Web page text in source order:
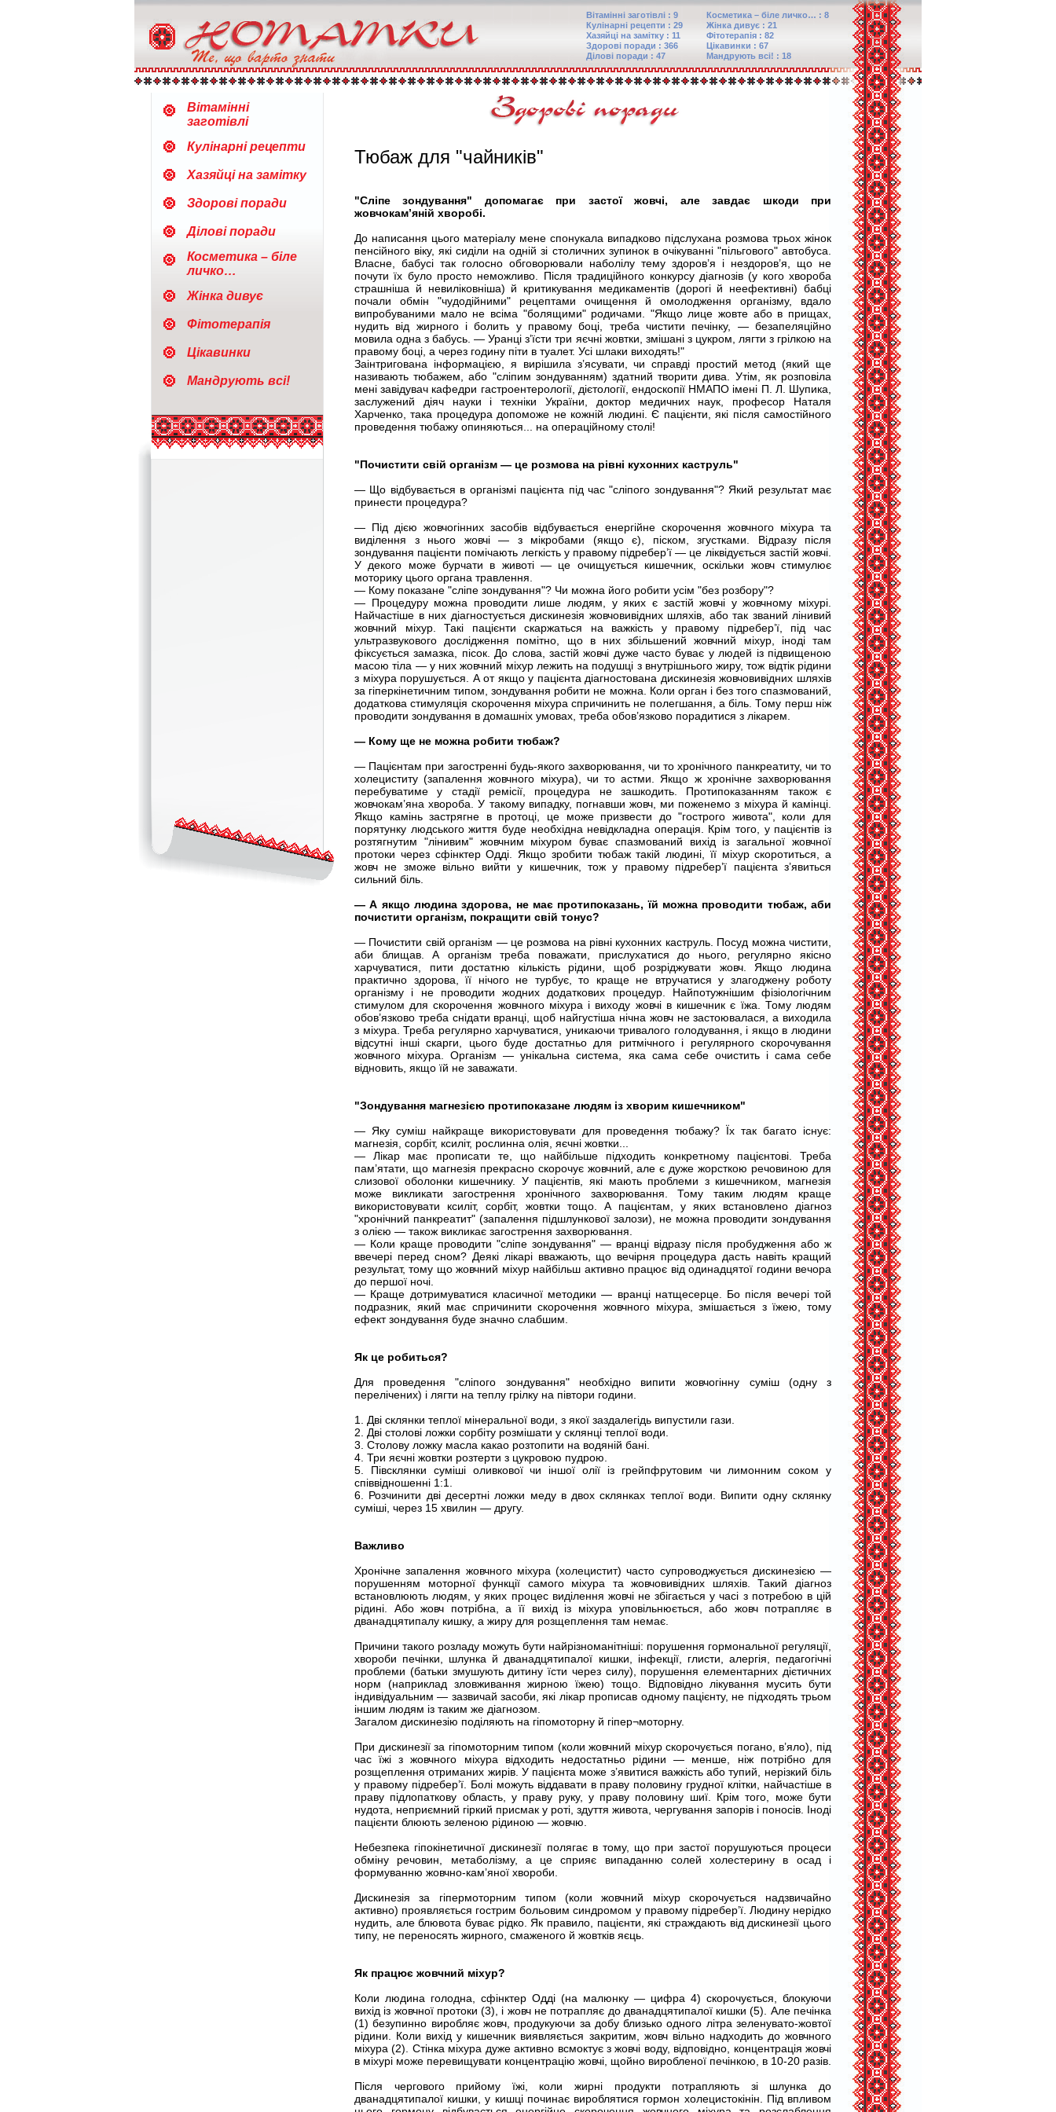
Косметика – біле личко… : 8
Жінка дивує : 21
Фітотерапія : 82
Цікавинки : 67
Мандрують всі! : 18
Вітамінні заготівлі : 9
Кулінарні рецепти : 29
Хазяйці на замітку : 11
Здорові поради : 366
Ділові поради : 47
Вітамінні
заготівлі
Кулінарні рецепти
Хазяйці на замітку
Здорові поради
Ділові поради
Косметика – біле
личко…
Жінка дивує
Фітотерапія
Цікавинки
Мандрують всі!
Тюбаж для "чайників"
"Сліпе зондування" допомагає при застої жовчі, але завдає шкоди при
жовчокам’яній хворобі.
До написання цього матеріалу мене спонукала випадково підслухана розмова трьох жінок
пенсійного віку, які сиділи на одній зі столичних зупинок в очікуванні "пільгового" автобуса.
Власне, бабусі так голосно обговорювали наболілу тему здоров’я і нездоров’я, що не
почути їх було просто неможливо. Після традиційного конкурсу діагнозів (у кого хвороба
страшніша й невиліковніша) й критикування медикаментів (дорогі й неефективні) бабці
почали обмін "чудодійними" рецептами очищення й омолодження організму, вдало
випробуваними мало не всіма "болящими" родичами. "Якщо лице жовте або в прищах,
нудить від жирного і болить у правому боці, треба чистити печінку, — безапеляційно
мовила одна з бабусь. — Уранці з’їсти три яєчні жовтки, змішані з цукром, лягти з грілкою на
правому боці, а через годину піти в туалет. Усі шлаки виходять!"
Заінтригована інформацією, я вирішила з’ясувати, чи справді простий метод (який ще
називають тюбажем, або "сліпим зондуванням) здатний творити дива. Утім, як розповіла
мені завідувач кафедри гастроентерології, дієтології, ендоскопії НМАПО імені П. Л. Шупика,
заслужений діяч науки і техніки України, доктор медичних наук, професор Наталя
Харченко, така процедура допоможе не кожній людині. Є пацієнти, які після самостійного
проведення тюбажу опиняються... на операційному столі!
"Почистити свій організм — це розмова на рівні кухонних каструль"
— Що відбувається в організмі пацієнта під час "сліпого зондування"? Який результат має
принести процедура?
— Під дією жовчогінних засобів відбувається енергійне скорочення жовчного міхура та
виділення з нього жовчі — з мікробами (якщо є), піском, згустками. Відразу після
зондування пацієнти помічають легкість у правому підребер’ї — це ліквідується застій жовчі.
У декого може бурчати в животі — це очищується кишечник, оскільки жовч стимулює
моторику цього органа травлення.
— Кому показане "сліпе зондування"? Чи можна його робити усім "без розбору"?
— Процедуру можна проводити лише людям, у яких є застій жовчі у жовчному міхурі.
Найчастіше в них діагностується дискинезія жовчовивідних шляхів, або так званий лінивий
жовчний міхур. Такі пацієнти скаржаться на важкість у правому підребер’ї, під час
ультразвукового дослідження помітно, що в них збільшений жовчний міхур, іноді там
фіксується замазка, пісок. До слова, застій жовчі дуже часто буває у людей із підвищеною
масою тіла — у них жовчний міхур лежить на подушці з внутрішнього жиру, тож відтік рідини
з міхура порушується. А от якщо у пацієнта діагностована дискинезія жовчовивідних шляхів
за гіперкінетичним типом, зондування робити не можна. Коли орган і без того спазмований,
додаткова стимуляція скорочення міхура спричинить не полегшання, а біль. Тому перш ніж
проводити зондування в домашніх умовах, треба обов’язково порадитися з лікарем.
— Кому ще не можна робити тюбаж?
— Пацієнтам при загостренні будь-якого захворювання, чи то хронічного панкреатиту, чи то
холециститу (запалення жовчного міхура), чи то астми. Якщо ж хронічне захворювання
перебуватиме у стадії ремісії, процедура не зашкодить. Протипоказанням також є
жовчокам’яна хвороба. У такому випадку, погнавши жовч, ми поженемо з міхура й камінці.
Якщо камінь застрягне в протоці, це може призвести до "гострого живота", коли для
порятунку людського життя буде необхідна невідкладна операція. Крім того, у пацієнтів із
розтягнутим "лінивим" жовчним міхуром буває спазмований вихід із загальної жовчної
протоки через сфінктер Одді. Якщо зробити тюбаж такій людині, її міхур скоротиться, а
жовч не зможе вільно вийти у кишечник, тож у правому підребер’ї пацієнта з’явиться
сильний біль.
— А якщо людина здорова, не має протипоказань, їй можна проводити тюбаж, аби
почистити організм, покращити свій тонус?
— Почистити свій організм — це розмова на рівні кухонних каструль. Посуд можна чистити,
аби блищав. А організм треба поважати, прислухатися до нього, регулярно якісно
харчуватися, пити достатню кількість рідини, щоб розріджувати жовч. Якщо людина
практично здорова, її нічого не турбує, то краще не втручатися у злагоджену роботу
організму і не проводити жодних додаткових процедур. Найпотужнішим фізіологічним
стимулом для скорочення жовчного міхура і виходу жовчі в кишечник є їжа. Тому людям
обов’язково треба снідати вранці, щоб найгустіша нічна жовч не застоювалася, а виходила
з міхура. Треба регулярно харчуватися, уникаючи тривалого голодування, і якщо в людини
відсутні інші скарги, цього буде достатньо для ритмічного і регулярного скорочування
жовчного міхура. Організм — унікальна система, яка сама себе очистить і сама себе
відновить, якщо їй не заважати.
"Зондування магнезією протипоказане людям із хворим кишечником"
— Яку суміш найкраще використовувати для проведення тюбажу? Їх так багато існує:
магнезія, сорбіт, ксиліт, рослинна олія, яєчні жовтки...
— Лікар має прописати те, що найбільше підходить конкретному пацієнтові. Треба
пам’ятати, що магнезія прекрасно скорочує жовчний, але є дуже жорсткою речовиною для
слизової оболонки кишечнику. У пацієнтів, які мають проблеми з кишечником, магнезія
може викликати загострення хронічного захворювання. Тому таким людям краще
використовувати ксиліт, сорбіт, жовтки тощо. А пацієнтам, у яких встановлено діагноз
"хронічний панкреатит" (запалення підшлункової залози), не можна проводити зондування
з олією — також викликає загострення захворювання.
— Коли краще проводити "сліпе зондування" — вранці відразу після пробудження або ж
ввечері перед сном? Деякі лікарі вважають, що вечірня процедура дасть навіть кращий
результат, тому що жовчний міхур найбільш активно працює від одинадцятої години вечора
до першої ночі.
— Краще дотримуватися класичної методики — вранці натщесерце. Бо після вечері той
подразник, який має спричинити скорочення жовчного міхура, змішається з їжею, тому
ефект зондування буде значно слабшим.
Як це робиться?
Для проведення "сліпого зондування" необхідно випити жовчогінну суміш (одну з
перелічених) і лягти на теплу грілку на півтори години.
1. Дві склянки теплої мінеральної води, з якої заздалегідь випустили гази.
2. Дві столові ложки сорбіту розмішати у склянці теплої води.
3. Столову ложку масла какао розтопити на водяній бані.
4. Три яєчні жовтки розтерти з цукровою пудрою.
5. Півсклянки суміші оливкової чи іншої олії із грейпфрутовим чи лимонним соком у
співвідношенні 1:1.
6. Розчинити дві десертні ложки меду в двох склянках теплої води. Випити одну склянку
суміші, через 15 хвилин — другу.
Важливо
Хронічне запалення жовчного міхура (холецистит) часто супроводжується дискинезією —
порушенням моторної функції самого міхура та жовчовивідних шляхів. Такий діагноз
встановлюють людям, у яких процес виділення жовчі не збігається у часі з потребою в цій
рідині. Або жовч потрібна, а її вихід із міхура уповільнюється, або жовч потрапляє в
дванадцятипалу кишку, а жиру для розщеплення там немає.
Причини такого розладу можуть бути найрізноманітніші: порушення гормональної регуляції,
хвороби печінки, шлунка й дванадцятипалої кишки, інфекції, глисти, алергія, педагогічні
проблеми (батьки змушують дитину їсти через силу), порушення елементарних дієтичних
норм (наприклад зловживання жирною їжею) тощо. Відповідно лікування мусить бути
індивідуальним — зазвичай засоби, які лікар прописав одному пацієнту, не підходять трьом
іншим людям із таким же діагнозом.
Загалом дискинезію поділяють на гіпомоторну й гіпер¬моторну.
При дискинезії за гіпомоторним типом (коли жовчний міхур скорочується погано, в’яло), під
час їжі з жовчного міхура відходить недостатньо рідини — менше, ніж потрібно для
розщеплення отриманих жирів. У пацієнта може з’явитися важкість або тупий, нерізкий біль
у правому підребер’ї. Болі можуть віддавати в праву половину грудної клітки, найчастіше в
праву підлопаткову область, у праву руку, у праву половину шиї. Крім того, може бути
нудота, неприємний гіркий присмак у роті, здуття живота, чергування запорів і поносів. Іноді
пацієнти блюють зеленою рідиною — жовчю.
Небезпека гіпокінетичної дискинезії полягає в тому, що при застої порушуються процеси
обміну речовин, метаболізму, а це сприяє випаданню солей холестерину в осад і
формуванню жовчно-кам’яної хвороби.
Дискинезія за гіпермоторним типом (коли жовчний міхур скорочується надзвичайно
активно) проявляється гострим больовим синдромом у правому підребер’ї. Людину нерідко
нудить, але блювота буває рідко. Як правило, пацієнти, які страждають від дискинезії цього
типу, не переносять жирного, смаженого й жовтків яєць.
Як працює жовчний міхур?
Коли людина голодна, сфінктер Одді (на малюнку — цифра 4) скорочується, блокуючи
вихід із жовчної протоки (3), і жовч не потрапляє до дванадцятипалої кишки (5). Але печінка
(1) безупинно виробляє жовч, продукуючи за добу близько одного літра зеленувато-жовтої
рідини. Коли вихід у кишечник виявляється закритим, жовч вільно надходить до жовчного
міхура (2). Стінка міхура дуже активно всмоктує з жовчі воду, відповідно, концентрація жовчі
в міхурі може перевищувати концентрацію жовчі, щойно виробленої печінкою, в 10-20 разів.
Після чергового прийому їжі, коли жирні продукти потрапляють зі шлунка до
дванадцятипалої кишки, у кишці починає вироблятися гормон холецистокінін. Під впливом